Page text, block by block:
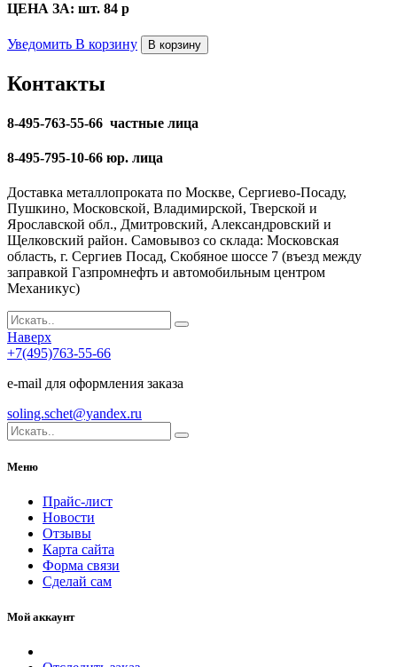
ЦЕНА ЗА: шт. 84 p
Уведомить В корзину В корзину
Контакты
8-495-763-55-66 частные лица
8-495-795-10-66 юр. лица
Доставка металлопроката по Москве, Сергиево-Посаду,
Пушкино, Московской, Владимирской, Тверской и
Ярославской обл., Дмитровский, Александровский и
Щелковский район. Самовывоз со склада: Московская
область, г. Сергиев Посад, Скобяное шоссе 7 (въезд между
заправкой Газпромнефть и автомобильным центром
Механикус)
Наверх
+7(495)763-55-66
e-mail для оформления заказа
soling.schet@yandex.ru
Меню
Прайс-лист
Новости
Отзывы
Карта сайта
Форма связи
Сделай сам
Мой аккаунт